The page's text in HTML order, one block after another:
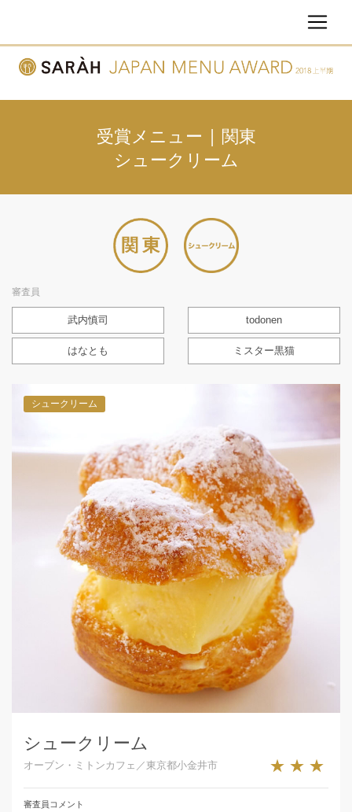
受賞メニュー | 関東
シュークリーム
審査員
武内慎司 todonen
はなとも ミスター黒猫
シュークリーム
シュークリーム
オーブン・ミトンカフェ／東京都小金井市 ★★★
審査員コメント